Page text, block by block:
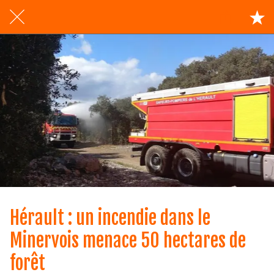
Hérault : un incendie dans le
Minervois menace 50 hectares de
forêt